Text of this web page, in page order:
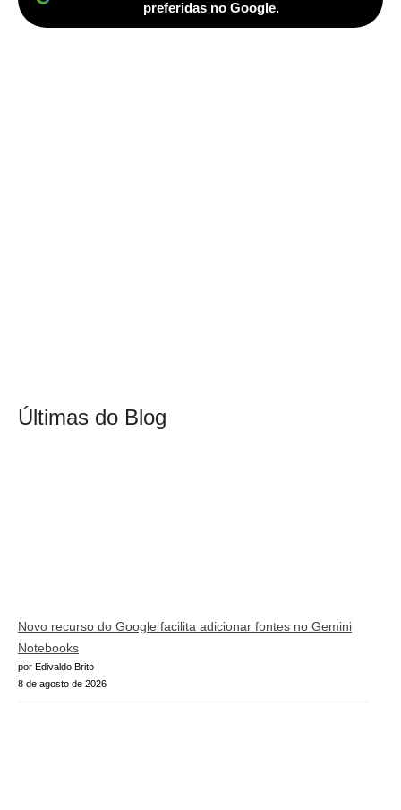
preferidas no Google.
Últimas do Blog
Novo recurso do Google facilita adicionar fontes no Gemini
Notebooks
por Edivaldo Brito
8 de agosto de 2026